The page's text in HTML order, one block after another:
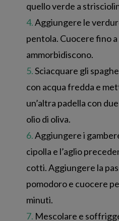
quello verde a
Aggiungere le
pentola. Cuocere fino a
ammorbidiscono.
Sciacquare gli
con acqua fredda e
un’altra padella con
olio di oliva.
Aggiungere i
cipolla e l’aglio
cotti. Aggiungere la
pomodoro e cuocere
minuti.
Mescolare e